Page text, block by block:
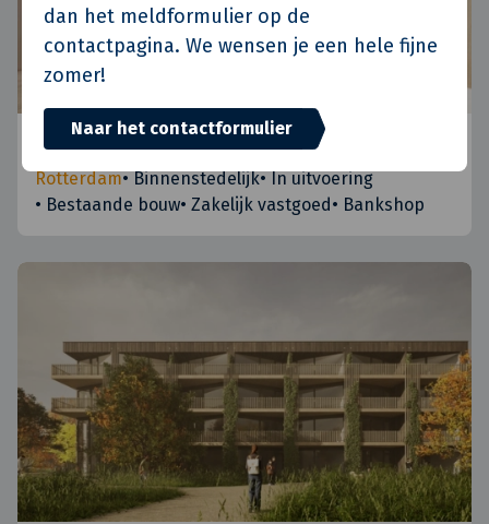
dan het meldformulier op de
contactpagina. We wensen je een hele fijne
zomer!
Naar het contactformulier
ABN AMRO - Coolsingel 93
Rotterdam•Binnenstedelijk•In uitvoering
• Bestaande bouw• Zakelijk vastgoed• Bankshop